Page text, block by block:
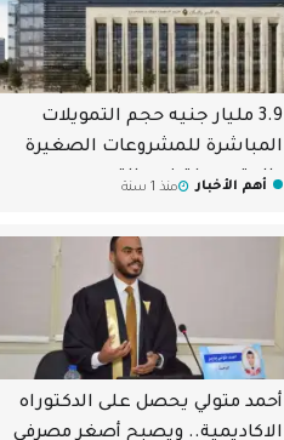
3.9 مليار جنيه حجم التمويلات
المباشرة للمشروعات الصغيرة
والمتوسطة في «التعمير
أهم الأخبار منذ 1 سنة
أحمد متولي يحصل على الدكتوراه
الاكاديمية.. ويصبح أصغر مصرفي